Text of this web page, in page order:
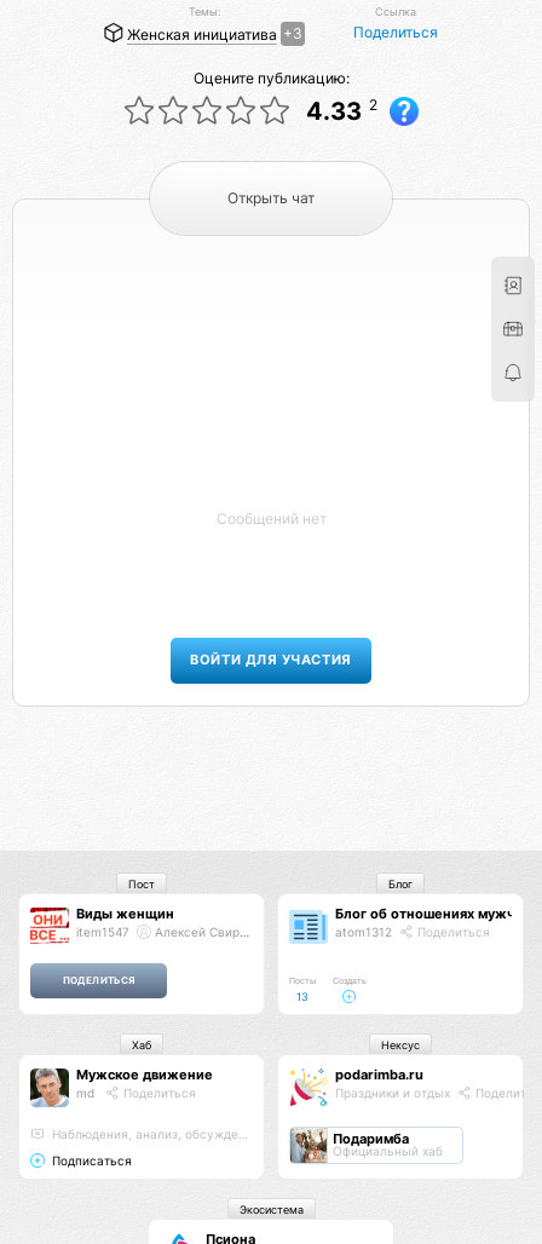
Темы:
Женская инициатива +3
Ссылка
Поделиться
Оцените публикацию:
4.33 2
Открыть чат
Сообщений нет
ВОЙТИ ДЛЯ УЧАСТИЯ
Виды женщин
item1547 Алексей Свиридов
Пост
Блог об отношениях мужчин
atom1312 Поделиться
Посты
13
Создать
Блог
Мужское движение
md Поделиться
Наблюдения, анализ, обсуждения
Подписаться
Хаб
podarimba.ru
Праздники и отдых
Подаримба
Официальный хаб
Нексус
Псиона
Экосистема